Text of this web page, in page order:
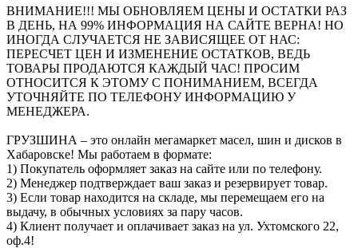
ВНИМАНИЕ!!! МЫ ОБНОВЛЯЕМ ЦЕНЫ И ОСТАТКИ РАЗ
В ДЕНЬ, НА 99% ИНФОРМАЦИЯ НА САЙТЕ ВЕРНА! НО
ИНОГДА СЛУЧАЕТСЯ НЕ ЗАВИСЯЩЕЕ ОТ НАС:
ПЕРЕСЧЕТ ЦЕН И ИЗМЕНЕНИЕ ОСТАТКОВ, ВЕДЬ
ТОВАРЫ ПРОДАЮТСЯ КАЖДЫЙ ЧАС! ПРОСИМ
ОТНОСИТСЯ К ЭТОМУ С ПОНИМАНИЕМ, ВСЕГДА
УТОЧНЯЙТЕ ПО ТЕЛЕФОНУ ИНФОРМАЦИЮ У
МЕНЕДЖЕРА.
ГРУЗШИНА – это онлайн мегамаркет масел, шин и дисков в
Хабаровске! Мы работаем в формате:
1) Покупатель оформляет заказ на сайте или по телефону.
2) Менеджер подтверждает ваш заказ и резервирует товар.
3) Если товар находится на складе, мы перемещаем его на
выдачу, в обычных условиях за пару часов.
4) Клиент получает и оплачивает заказ на ул. Ухтомского 22,
оф.4!